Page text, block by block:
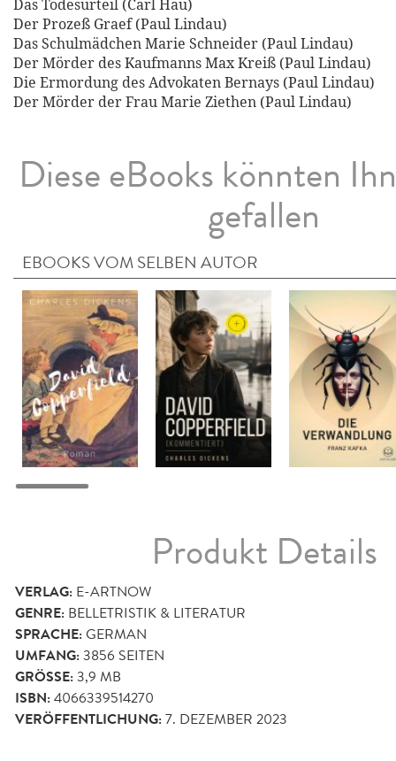
Das Todesurteil (Carl Hau)
Der Prozeß Graef (Paul Lindau)
Das Schulmädchen Marie Schneider (Paul Lindau)
Der Mörder des Kaufmanns Max Kreiß (Paul Lindau)
Die Ermordung des Advokaten Bernays (Paul Lindau)
Der Mörder der Frau Marie Ziethen (Paul Lindau)
Diese eBooks könnten
gefallen
EBOOKS VOM SELBEN AUTOR
Produkt Details
VERLAG: E-ARTNOW
GENRE: BELLETRISTIK & LITERATUR
SPRACHE:GERMAN
UMFANG:3856 SEITEN
GRÖSSE: 3,9 MB
ISBN:4066339514270
VERÖFFENTLICHUNG:7. DEZEMBER 2023